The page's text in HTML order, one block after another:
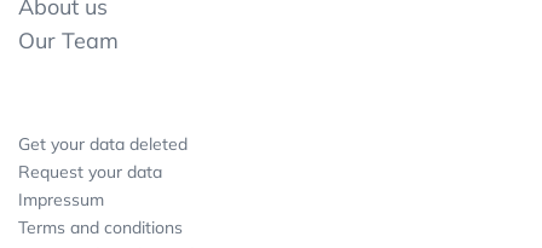
About us
Our Team
Get your data deleted
Request your data
Impressum
Terms and conditions